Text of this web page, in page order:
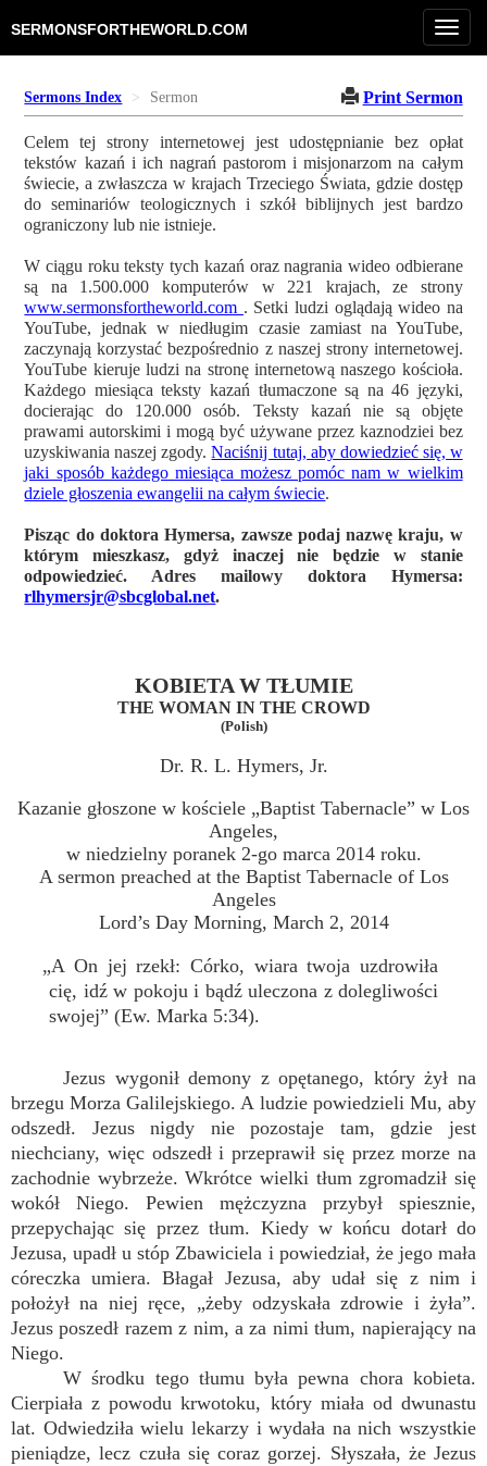
SERMONSFORTHEWORLD.COM
Sermons Index Sermon Print Sermon
Celem tej strony internetowej jest udostępnianie bez opłat
tekstów kazań i ich nagrań pastorom i misjonarzom na całym
świecie, a zwłaszcza w krajach Trzeciego Świata, gdzie dostęp
do seminariów teologicznych i szkół biblijnych jest bardzo
ograniczony lub nie istnieje.
W ciągu roku teksty tych kazań oraz nagrania wideo odbierane
są na 1.500.000 komputerów w 221 krajach, ze strony
www.sermonsfortheworld.com . Setki ludzi oglądają wideo na
YouTube, jednak w niedługim czasie zamiast na YouTube,
zaczynają korzystać bezpośrednio z naszej strony internetowej.
YouTube kieruje ludzi na stronę internetową naszego kościoła.
Każdego miesiąca teksty kazań tłumaczone są na 46 języki,
docierając do 120.000 osób. Teksty kazań nie są objęte
prawami autorskimi i mogą być używane przez kaznodziei bez
uzyskiwania naszej zgody.Naciśnij tutaj, aby dowiedzieć się, w
jaki sposób każdego miesiąca możesz pomóc nam w wielkim
dziele głoszenia ewangelii na całym świecie.
Pisząc do doktora Hymersa, zawsze podaj nazwę kraju, w
którym mieszkasz, gdyż inaczej nie będzie w stanie
odpowiedzieć. Adres mailowy doktora Hymersa:
rlhymersjr@sbcglobal.net.
KOBIETA W TŁUMIE
THE WOMAN IN THE CROWD
(Polish)
Dr. R. L. Hymers, Jr.
Kazanie głoszone w kościele „Baptist Tabernacle” w Los
Angeles,
w niedzielny poranek 2-go marca 2014 roku.
A sermon preached at the Baptist Tabernacle of Los
Angeles
Lord’s Day Morning, March 2, 2014
„A On jej rzekł: Córko, wiara twoja uzdrowiła
cię, idź w pokoju i bądź uleczona z dolegliwości
swojej” (Ew. Marka 5:34).
Jezus wygonił demony z opętanego, który żył na
brzegu Morza Galilejskiego. A ludzie powiedzieli Mu, aby
odszedł. Jezus nigdy nie pozostaje tam, gdzie jest
niechciany, więc odszedł i przeprawił się przez morze na
zachodnie wybrzeże. Wkrótce wielki tłum zgromadził się
wokół Niego. Pewien mężczyzna przybył spiesznie,
przepychając się przez tłum. Kiedy w końcu dotarł do
Jezusa, upadł u stóp Zbawiciela i powiedział, że jego mała
córeczka umiera. Błagał Jezusa, aby udał się z nim i
położył na niej ręce, „żeby odzyskała zdrowie i żyła”.
Jezus poszedł razem z nim, a za nimi tłum, napierający na
Niego.
W środku tego tłumu była pewna chora kobieta.
Cierpiała z powodu krwotoku, który miała od dwunastu
lat. Odwiedziła wielu lekarzy i wydała na nich wszystkie
pieniądze, lecz czuła się coraz gorzej. Słyszała, że Jezus